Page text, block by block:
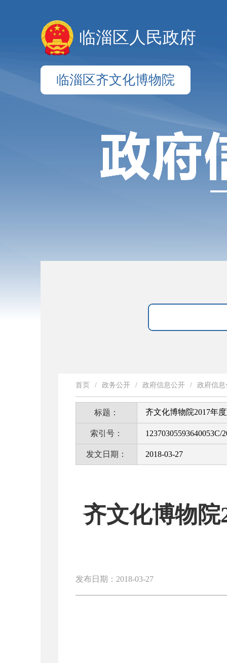
临淄区人民政府
临淄区齐文化博物院
首页 / 政务公开 / 政府信息公开 / 政府信
标题： 齐文化博物院2017年
索引号： 12370305593640053C/
发文日期： 2018-03-27
齐文化博物
发布日期：2018-03-27